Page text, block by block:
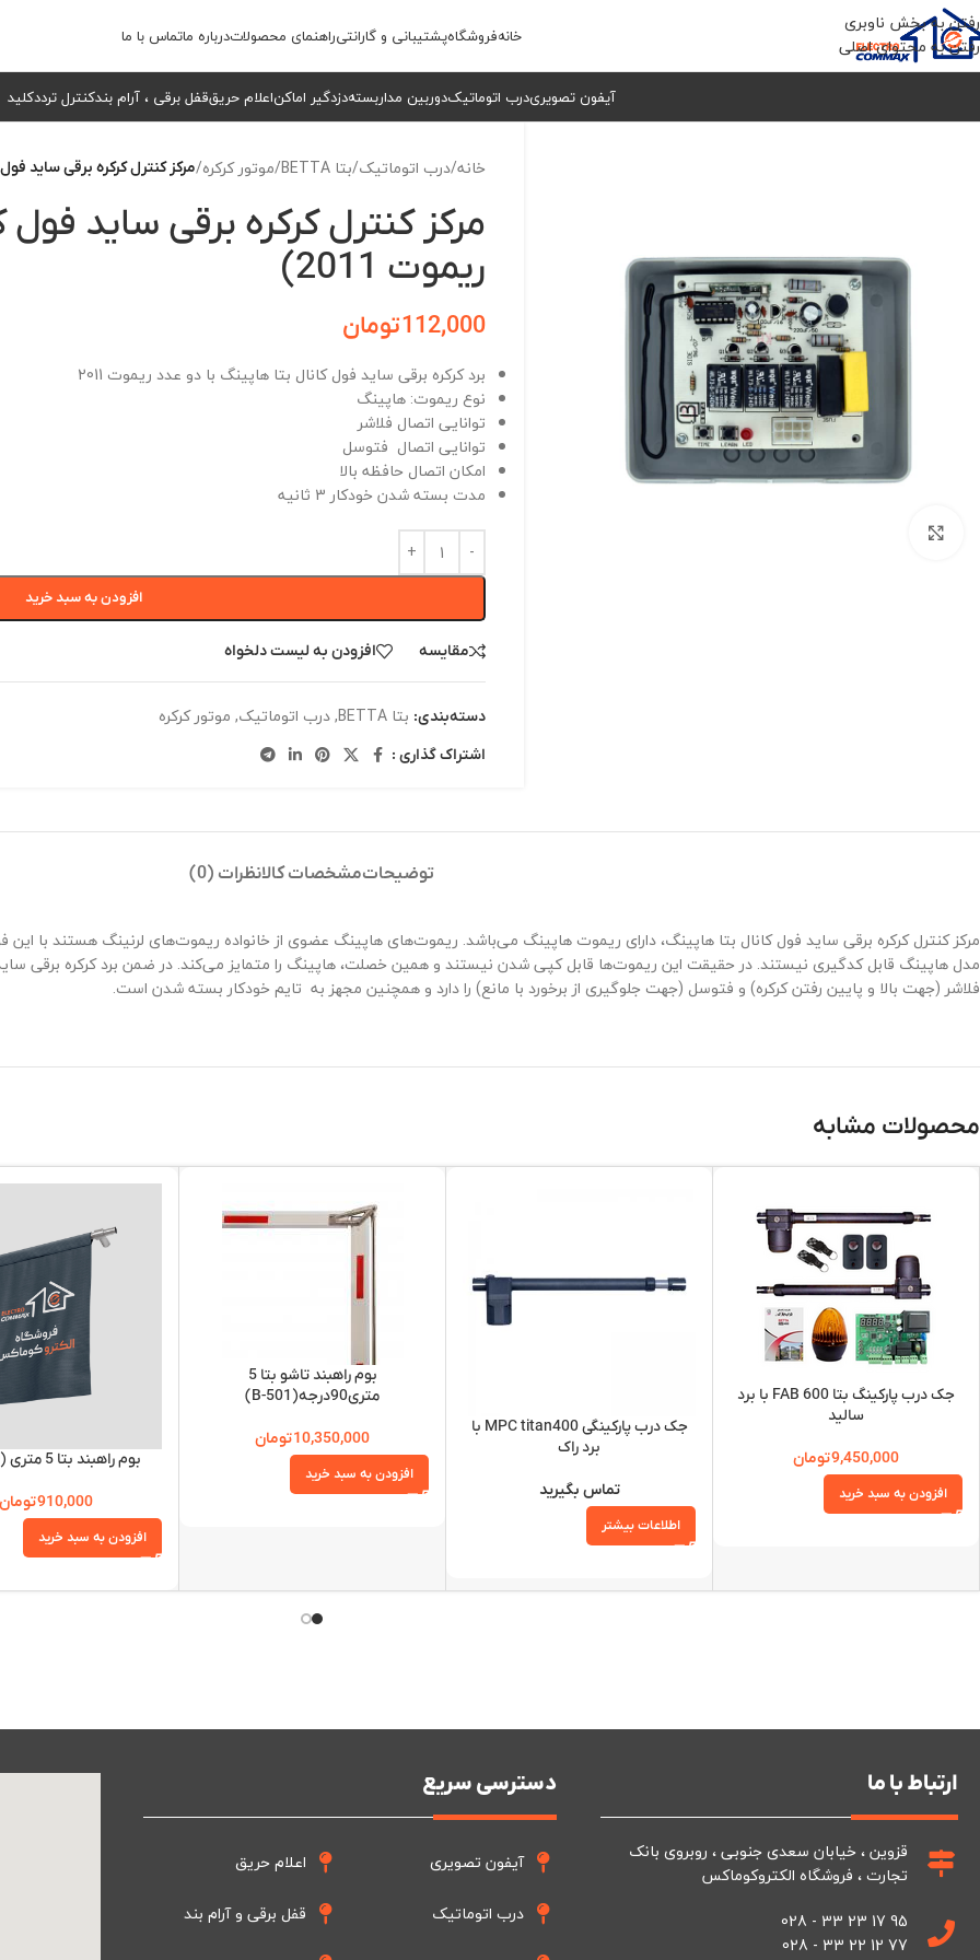
رفتن به بخش ناوبری
رفتن به محتوای اصلی
خانهفروشگاهپشتیبانی و گارانتیراهنمای محصولاتدرباره ماتماس با ما
آیفون تصویریدرب اتوماتیکدوربین مداربستهدزدگیر اماکناعلام حریققفل برقی ، آرام بندکنترل ترددکلید
خانه/درب اتوماتیک/بتا BETTA /موتور کرکره/مرکز کنترل کرکره برقی ساید فول
مرکز کنترل کرکره برقی ساید
ریموت 2011)
112,000تومان
برد کرکره برقی ساید فول کانال بتا هاپینگ با دو عدد ریموت 2011
نوع ریموت: هاپینگ
توانایی اتصال فلاشر
توانایی اتصال فتوسل
امکان اتصال حافظه بالا
مدت بسته شدن خودکار 3 ثانیه
افزودن به سبد خرید
مقایسه افزودن به لیست دلخواه
دسته‌بندی: بتا BETTA ,درب اتوماتیک, موتور کرکره
اشتراک گذاری :
توضیحاتمشخصات کالانظرات (0)
مرکز کنترل کرکره برقی ساید فول کانال بتا هاپینگ، دارای ریموت هاپینگ می‌باشد. ریموت‌های هاپینگ عضوی از خانواده ریموت‌های لرنینگ هستند با این
فلاشر (جهت بالا و پایین رفتن کرکره) و فتوسل (جهت جلوگیری از برخورد با مانع) را دارد و همچنین مجهز به تایم خودکار بسته شدن است.
محصولات مشابه
جک درب پارکینگ بتا FAB 600 با برد
سالید
9,450,000تومان
افزودن به سبد خرید
جک درب پارکینگی MPC titan400 با
برد راک
تماس بگیرید
اطلاعات بیشتر
بوم راهبند تاشو بتا 5
متری90درجه(B-501)
10,350,000تومان
افزودن به سبد خرید
بوم راهبند بتا 5 متری (LED)دار
910,000تومان
افزودن به سبد خرید
ارتباط با ما
قزوین ، خیابان سعدی جنوبی ، روبروی بانک
تجارت ، فروشگاه الکتروکوماکس
95 17 23 33 - 028
77 12 22 33 - 028
دسترسی سریع
آیفون تصویری
درب اتوماتیک
اعلام حریق
قفل برقی و آرام بند